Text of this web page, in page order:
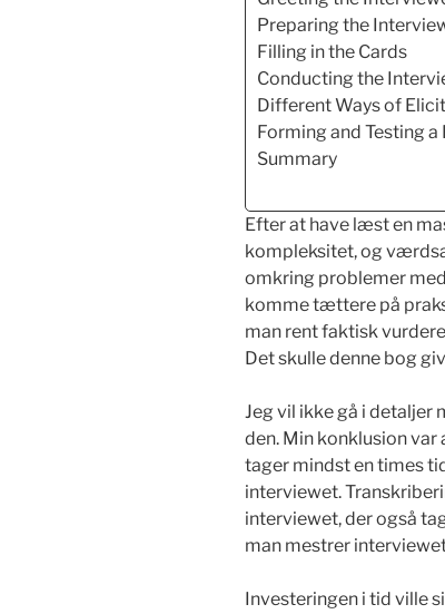
Preparing the
Filling in the Cards
Conducting the
Different Ways of
Forming and Testing
Summary
Efter at have læst en
kompleksitet, og
omkring problemer
komme tættere på
man rent faktisk
Det skulle denne bog
Jeg vil ikke gå i detaljer
den. Min konklusion
tager mindst en times
interviewet.
interviewet, der også
man mestrer
Investeringen i tid ville